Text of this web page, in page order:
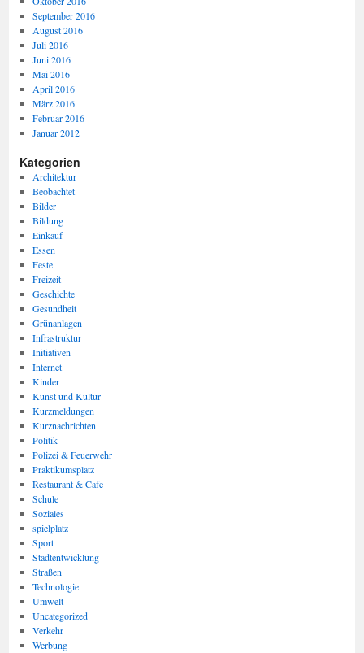
September 2016
August 2016
Juli 2016
Juni 2016
Mai 2016
April 2016
März 2016
Februar 2016
Januar 2012
Kategorien
Architektur
Beobachtet
Bilder
Bildung
Einkauf
Essen
Feste
Freizeit
Geschichte
Gesundheit
Grünanlagen
Infrastruktur
Initiativen
Internet
Kinder
Kunst und Kultur
Kurzmeldungen
Kurznachrichten
Politik
Polizei & Feuerwehr
Praktikumsplatz
Restaurant & Cafe
Schule
Soziales
spielplatz
Sport
Stadtentwicklung
Straßen
Technologie
Umwelt
Uncategorized
Verkehr
Werbung